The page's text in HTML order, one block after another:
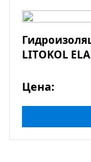
LITOKOL
Цена: